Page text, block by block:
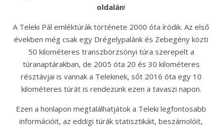
oldalán!
A Teleki Pál emléktúrák története 2000 óta íródik. Az első
években még csak egy Drégelypalánk és Zebegény közti
50 kilométeres transzbörzsönyi túra szerepelt a
túranaptárakban, de 2005 óta 20 és 30 kilométeres
résztávjai is vannak a Telekinek, sőt 2016 óta egy 10
kilométeres túrát is rendezünk ezen a tavaszi napon.
Ezen a honlapon megtalálhatjátok a Teleki legfontosabb
információit, az eddigi túrák statisztikáit, beszámolóit,